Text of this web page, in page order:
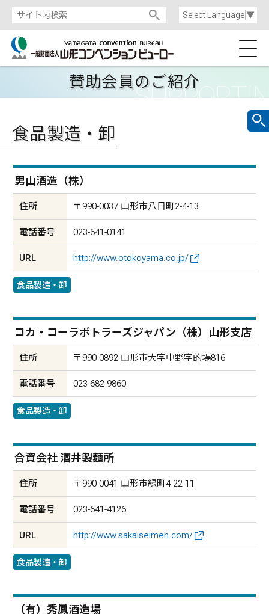
Select Language▼
賛助会員のご紹介
食品製造・卸
男山酒造（株）
住所 〒990-0037 山形市八日町2-4-13
電話番号 023-641-0141
URL http://www.otokoyama.co.jp/
食品製造・卸
コカ・コーラボトラーズジャパン（株）山形支店
住所 〒990-0892 山形市大字中野字的場816
電話番号 023-682-9860
食品製造・卸
合資会社 酒井製麺所
住所 〒990-0041 山形市緑町4-22-11
電話番号 023-641-4126
URL http://www.sakaiseimen.com/
食品製造・卸
（有）秀鳳酒造場